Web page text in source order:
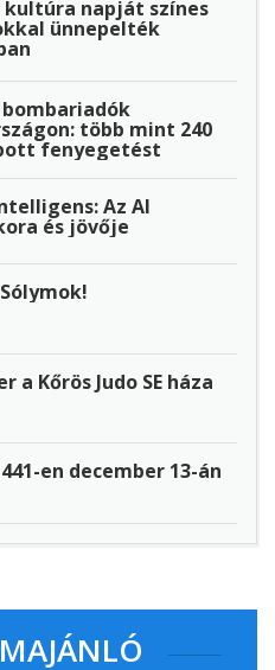
kultúra napját színes
ünnepelték
több mint 240
fenyegetést
Az AI
és jövője
a Kőrös Judo SE háza
en december 13-án